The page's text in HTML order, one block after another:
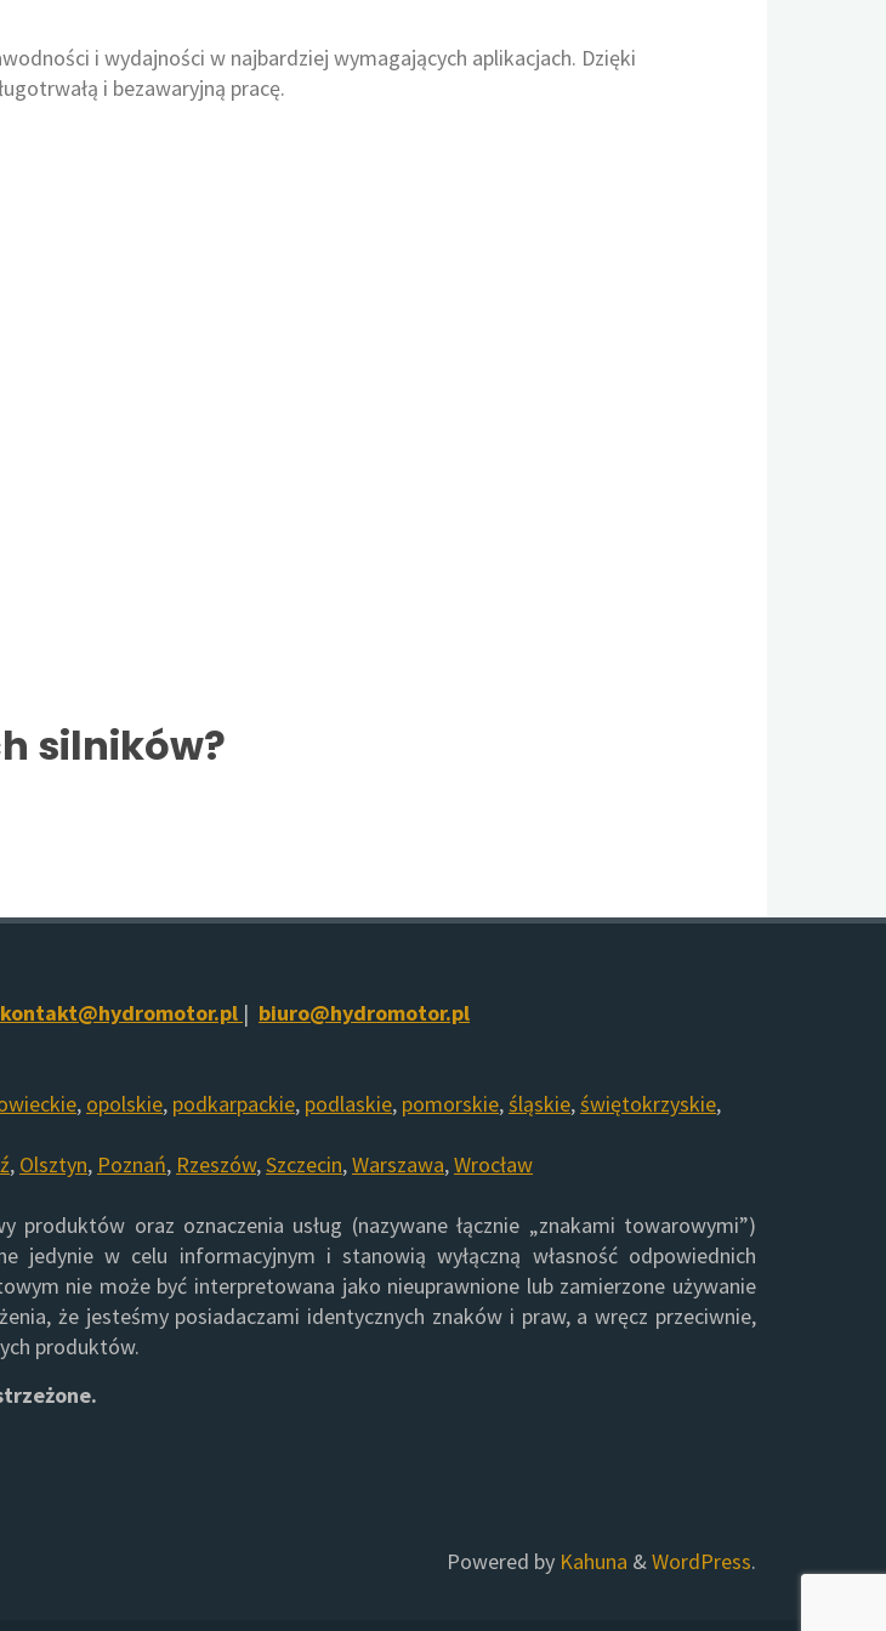
i wydajności w najbardziej wymagających aplikacjach. Dzięki
i bezawaryjną pracę.​
silników?
kontakt@hydromotor.pl | biuro@hydromotor.pl
, opolskie, podkarpackie, podlaskie, pomorskie,śląskie,świętokrzyskie,
, Olsztyn, Poznań, Rzeszów,Szczecin,Warszawa,Wrocław
oraz oznaczenia usług (nazywane łącznie „znakami towarowymi”)
jedynie w celu informacyjnym i stanowią wyłączną własność odpowiednich
nie może być interpretowana jako nieuprawnione lub zamierzone używanie
że jesteśmy posiadaczami identycznych znaków i praw, a wręcz przeciwnie,
produktów.
Powered by Kahuna &WordPress.